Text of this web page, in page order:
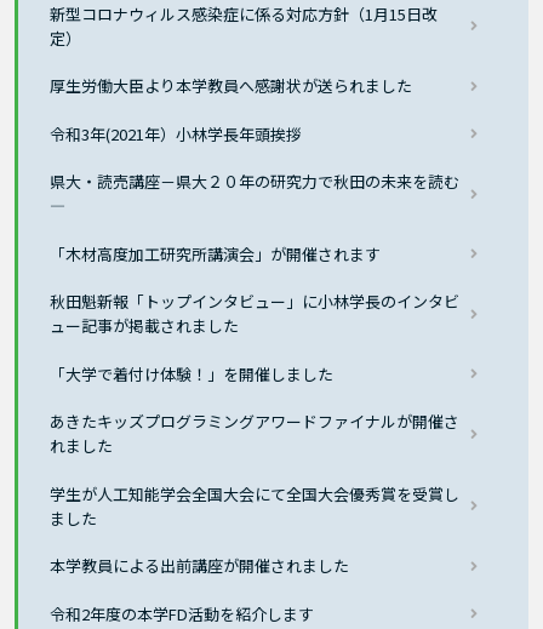
新型コロナウィルス感染症に係る対応方針（1月15日改
定）
厚生労働大臣より本学教員へ感謝状が送られました
令和3年(2021年）小林学長年頭挨拶
県大・読売講座－県大２０年の研究力で秋田の未来を読む
―
「木材高度加工研究所講演会」が開催されます
秋田魁新報「トップインタビュー」に小林学長のインタビ
ュー記事が掲載されました
「大学で着付け体験！」を開催しました
あきたキッズプログラミングアワードファイナルが開催さ
れました
学生が人工知能学会全国大会にて全国大会優秀賞を受賞し
ました
本学教員による出前講座が開催されました
令和2年度の本学FD活動を紹介します